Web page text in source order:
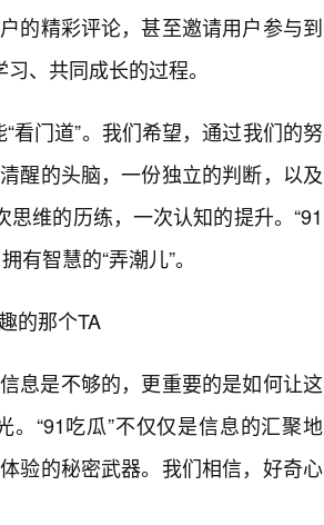
的精彩评论，甚至邀请用户参与到
、共同成长的过程。
看门道”。我们希望，通过我们的努
醒的头脑，一份独立的判断，以及
维的历练，一次认知的提升。“91
智慧的“弄潮儿”。
的那个TA
息是不够的，更重要的是如何让这
“91吃瓜”不仅仅是信息的汇聚地
验的秘密武器。我们相信，好奇心